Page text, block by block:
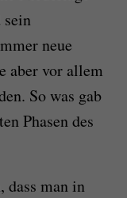
neue
aber vor allem
So was gab
Phasen des
dass man in